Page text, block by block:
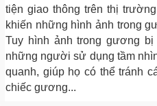
tiện giao thông trên thị
khiến những hình ảnh trong
Tuy hình ảnh trong gương
những người sử dụng tầm
quanh, giúp họ có thể tránh
chiếc gương...